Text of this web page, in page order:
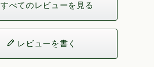
すべてのレビューを見る
レビューを書く